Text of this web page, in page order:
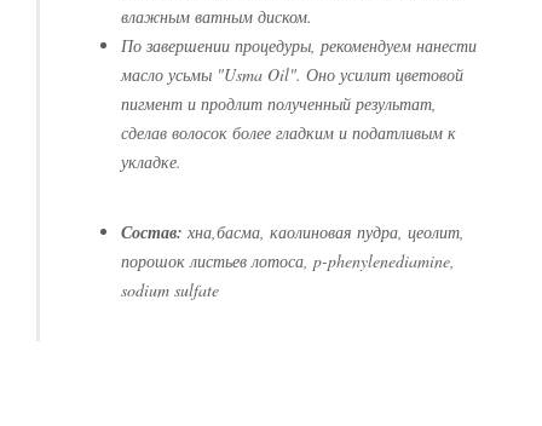
влажным ватным диском.
По завершении процедуры, рекомендуем нанести
масло усьмы "Usma Oil". Оно усилит цветовой
пигмент и продлит полученный результат,
сделав волосок более гладким и податливым к
укладке.
Состав: хна,басма, каолиновая пудра, цеолит,
порошок листьев лотоса, p-phenylenediamine,
sodium sulfate